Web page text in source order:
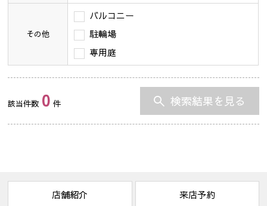
その他
バルコニー
駐輪場
専用庭
該当件数 0 件 検索結果を見る
店舗紹介 来店予約